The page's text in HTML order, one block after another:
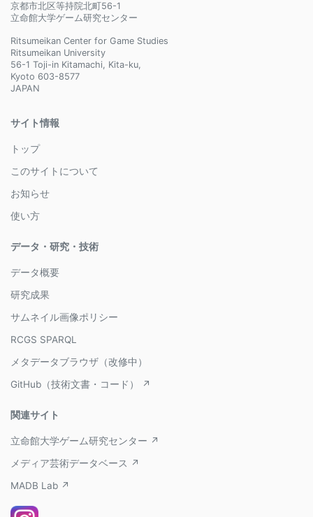
京都市北区等持院北町56-1
立命館大学ゲーム研究センター
Ritsumeikan Center for Game Studies
Ritsumeikan University
56-1 Toji-in Kitamachi, Kita-ku,
Kyoto 603-8577
JAPAN
サイト情報
トップ
このサイトについて
お知らせ
使い方
データ・研究・技術
データ概要
研究成果
サムネイル画像ポリシー
RCGS SPARQL
メタデータブラウザ（改修中）
GitHub（技術文書・コード） ↗
関連サイト
立命館大学ゲーム研究センター ↗
メディア芸術データベース ↗
MADB Lab ↗